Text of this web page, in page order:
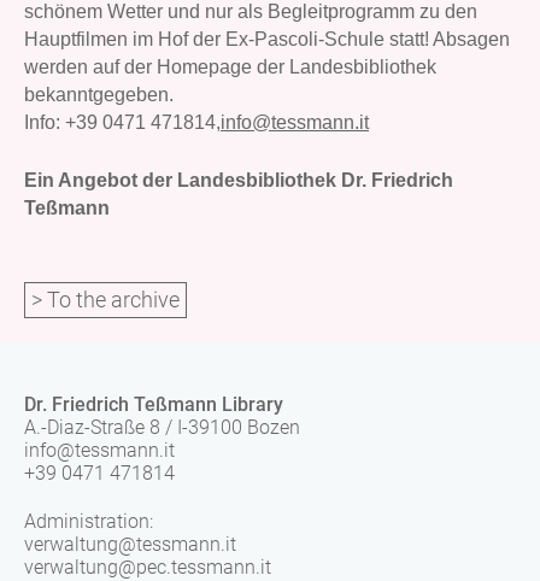
schönem Wetter und nur als Begleitprogramm zu den
Hauptfilmen im Hof der Ex-Pascoli-Schule statt! Absagen
werden auf der Homepage der Landesbibliothek
bekanntgegeben.
Info: +39 0471 471814,info@tessmann.it
Ein Angebot der Landesbibliothek Dr. Friedrich
Teßmann
> To the archive
Dr. Friedrich Teßmann Library
A.-Diaz-Straße 8 / I-39100 Bozen
info@tessmann.it
+39 0471 471814
Administration:
verwaltung@tessmann.it
verwaltung@pec.tessmann.it